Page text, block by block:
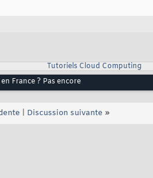
Tutoriels Cloud Computing
France ? Pas encore
Discussion suivante »